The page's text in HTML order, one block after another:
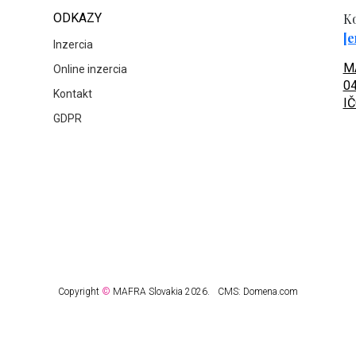
ODKAZY
Inzercia
Online inzercia
Kontakt
GDPR
Copyright © MAFRA Slovakia 2026. CMS: Domena.com